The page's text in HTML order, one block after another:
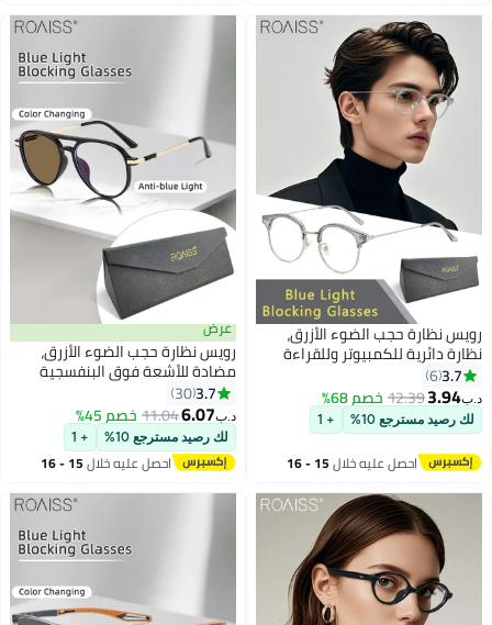
حجب الضوء الأزرق،
للكمبيوتر وللقراءة
والتلفزيون والهواتف بفلتر
نظارات الموضة
لإجهاد العين والصداع
والرجال، فضي رمادي
6
12.39 خصم 68%
مسترجع 10% + 1
احصل عليه خلال 15 - 16
عرض
رويس نظارة حجب الضوء الأزرق،
مضادة للأشعة فوق البنفسجية
والوهج، نظارات كمبيوتر بفلتر الضوء
الأزرق، نظارات أفياتور متغيرة اللون
للرجال والنساء، أسود ذهبي، 52 مم
30
6.07
11.04خصم 45%
لك رصيد مسترجع 10% + 1
احصل عليه خلال 15 - 16